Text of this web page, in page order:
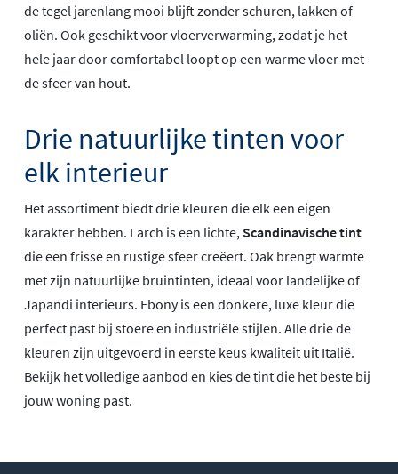
de tegel jarenlang mooi blijft zonder schuren, lakken of
oliën. Ook geschikt voor vloerverwarming, zodat je het
hele jaar door comfortabel loopt op een warme vloer met
de sfeer van hout.
Drie natuurlijke tinten voor
elk interieur
Het assortiment biedt drie kleuren die elk een eigen
karakter hebben. Larch is een lichte,Scandinavische tint
die een frisse en rustige sfeer creëert. Oak brengt warmte
met zijn natuurlijke bruintinten, ideaal voor landelijke of
Japandi interieurs. Ebony is een donkere, luxe kleur die
perfect past bij stoere en industriële stijlen. Alle drie de
kleuren zijn uitgevoerd in eerste keus kwaliteit uit Italië.
Bekijk het volledige aanbod en kies de tint die het beste bij
jouw woning past.